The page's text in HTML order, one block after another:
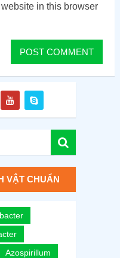
in this browser
VẬT CHUẨN
Azospirillum